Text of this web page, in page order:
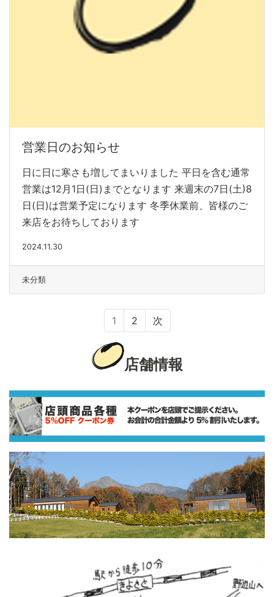
営業日のお知らせ
日に日に寒さも増してまいりました 平日を含む通常
営業は12月1日(日)までとなります 来週末の7日(土)8
日(日)は営業予定になります 冬季休業前、皆様のご
来店をお待ちしております
2024.11.30
未分類
1 2 次
店舗情報